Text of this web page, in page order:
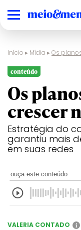
Início ▸ Mídia ▸Os
conteúdo
Os
crescer
Estratégia do
garantiu mais
em suas redes
ouça este conteúdo
VALERIA CONTADO i